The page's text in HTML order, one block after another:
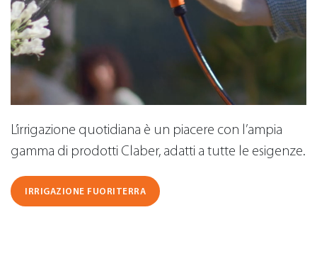
L’irrigazione quotidiana è un piacere con l’ampia
gamma di prodotti Claber, adatti a tutte le esigenze.
IRRIGAZIONE FUORITERRA